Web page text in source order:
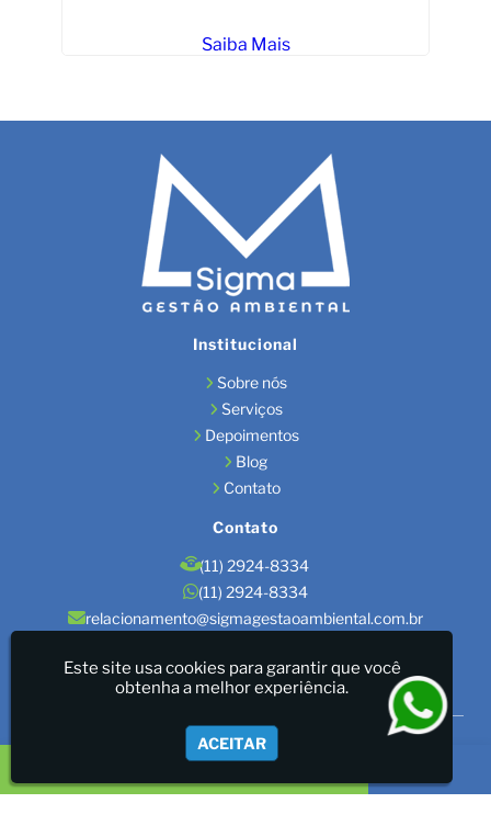
Saiba Mais
Institucional
Sobre nós
Serviços
Depoimentos
Blog
Contato
Contato
(11) 2924-8334
(11) 2924-8334
relacionamento@sigmagestaoambiental.com.br
Localização
São Paulo / SP
Sigma Gestão Ambiental - LICENÇAS AMBIENTAIS/GESTÃO
DE RESÍDUOS/LAUDOS
Este site usa cookies para garantir que você
obtenha a melhor experiência.
ACEITAR